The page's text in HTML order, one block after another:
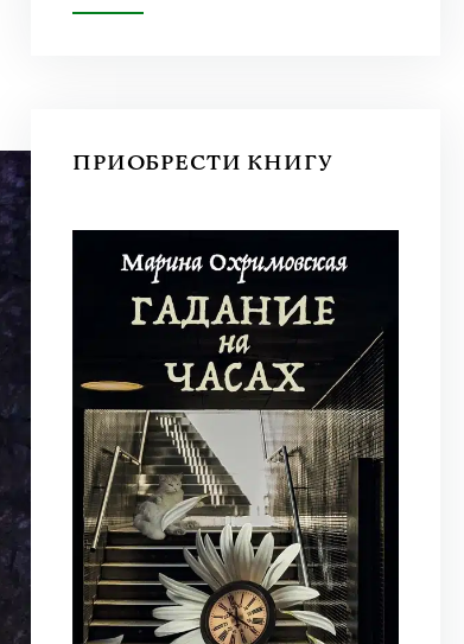
ПРИОБРЕСТИ КНИГУ